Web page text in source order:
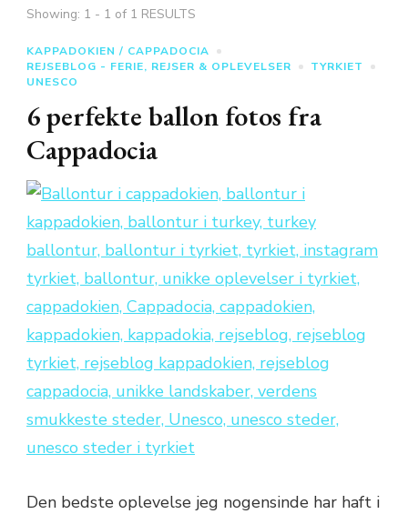
Showing: 1 - 1 of 1 RESULTS
KAPPADOKIEN / CAPPADOCIA
REJSEBLOG - FERIE, REJSER & OPLEVELSER
TYRKIET
UNESCO
6 perfekte ballon fotos fra
Cappadocia
Den bedste oplevelse jeg nogensinde har haft i